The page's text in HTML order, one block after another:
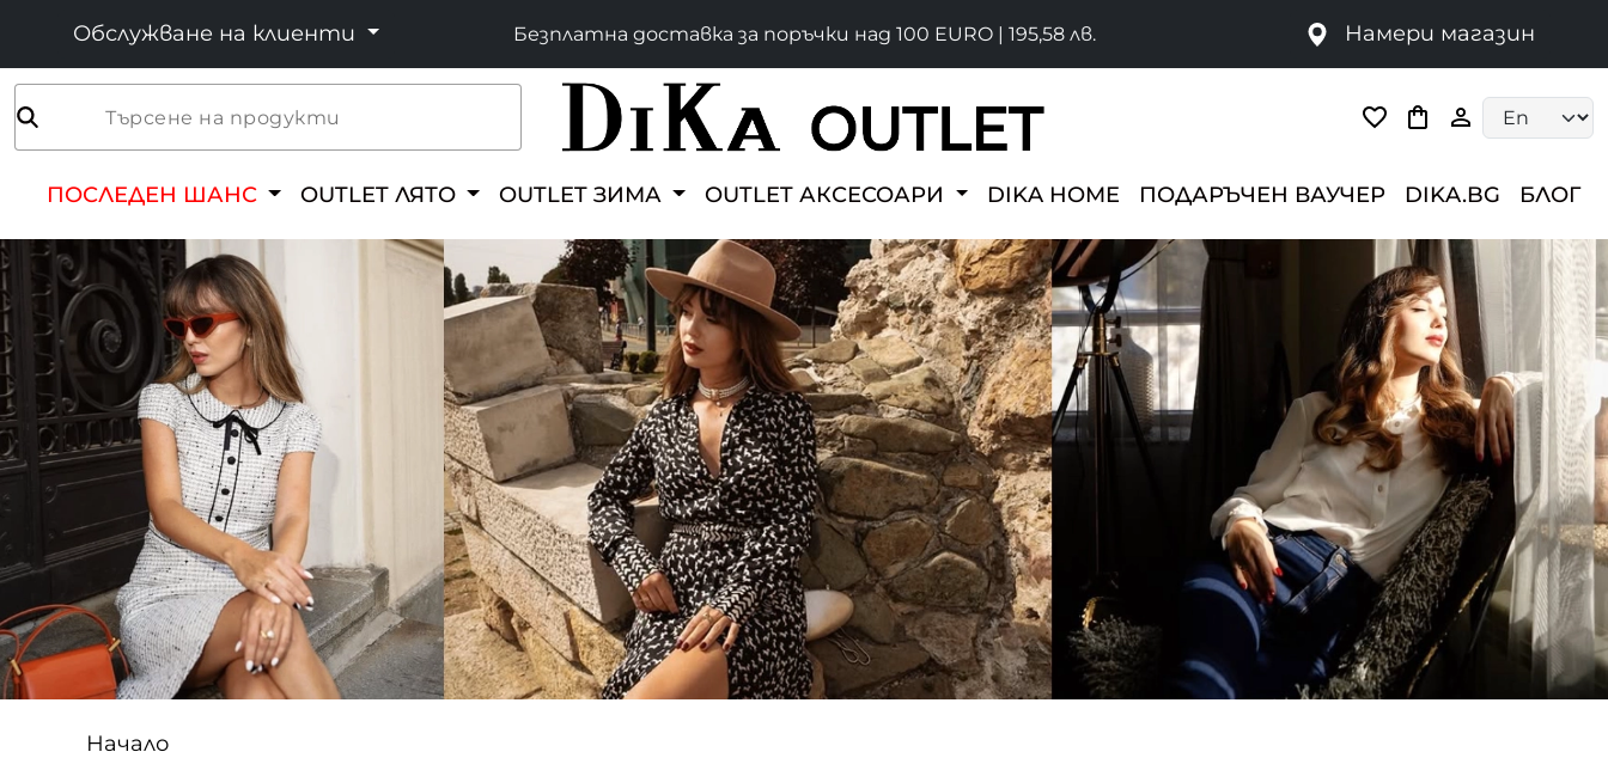
Обслужване на клиенти Безплатна доставка за поръчки над 100 EURO | 195,58 лв. Намери магазин
Търсене на продукти
ПОСЛЕДЕН ШАНС OUTLET ЛЯТО OUTLET ЗИМА OUTLET АКСЕСОАРИ DIKA HOME ПОДАРЪЧЕН ВАУЧЕР DIKA.BG БЛОГ
Начало